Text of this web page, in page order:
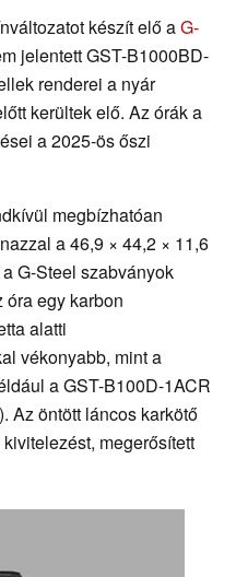
készít elő aG-
jelentett GST-B1000BD-
renderei a nyár
kerültek elő. Az órák a
a 2025-ös őszi
megbízhatóan
a 46,9 × 44,2 × 11,6
G-Steel szabványok
egy karbon
alatti
vékonyabb, mint a
a GST-B100D-1ACR
). Az öntött láncos karkötő
megerősített